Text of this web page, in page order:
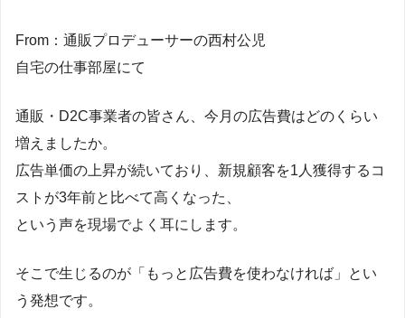
From：通販プロデューサーの西村公児
自宅の仕事部屋にて
通販・D2C事業者の皆さん、今月の広告費はどのくらい
増えましたか。
広告単価の上昇が続いており、新規顧客を1人獲得するコ
ストが3年前と比べて高くなった、
という声を現場でよく耳にします。
そこで生じるのが「もっと広告費を使わなければ」とい
う発想です。